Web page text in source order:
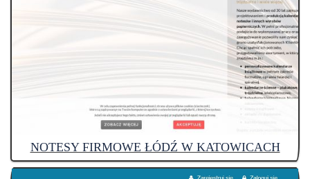
NOTESY FIRMOWE ŁÓDŹ W KATOWICACH